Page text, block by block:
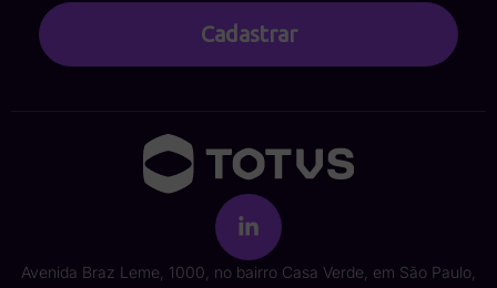
Cadastrar
Avenida Braz Leme, 1000, no bairro Casa Verde, em São Paulo,